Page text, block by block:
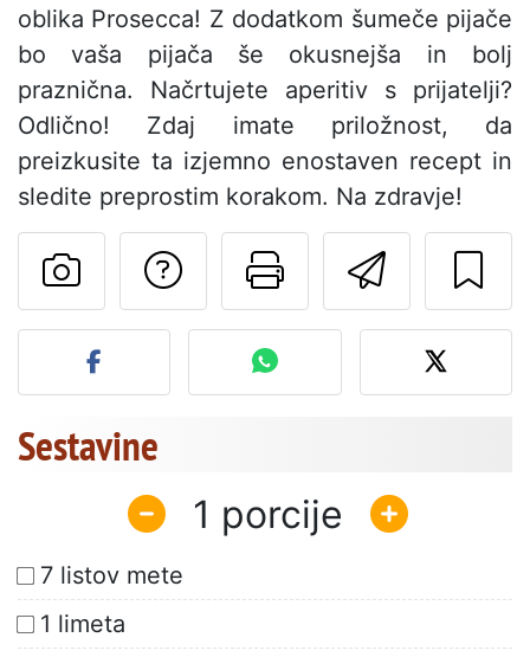
oblika Prosecca! Z dodatkom šumeče pijače
bo vaša pijača še okusnejša in bolj
praznična. Načrtujete aperitiv s prijatelji?
Odlično! Zdaj imate priložnost, da
preizkusite ta izjemno enostaven recept in
sledite preprostim korakom. Na zdravje!
Pošlji
Natisni to
Postavite
Objavite svojo fotografijo
Sestavine
1
7 listov mete
1 limeta